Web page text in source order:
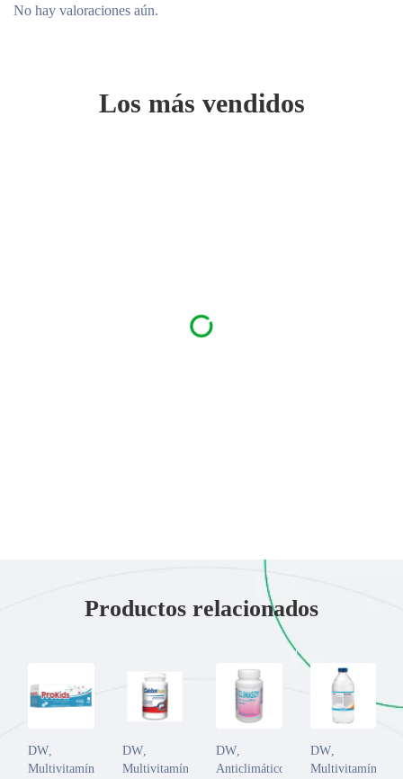
No hay valoraciones aún.
Los más vendidos
Productos relacionados
DW,
Multivitamínicos
DW,
Multivitamínicos
DW,
Anticlimático
DW,
Multivitamínicos